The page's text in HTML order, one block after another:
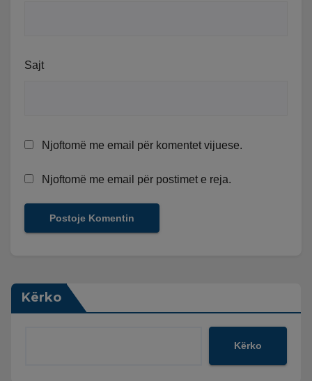
Sajt
Njoftomë me email për komentet vijuese.
Njoftomë me email për postimet e reja.
Kërko
Kërko